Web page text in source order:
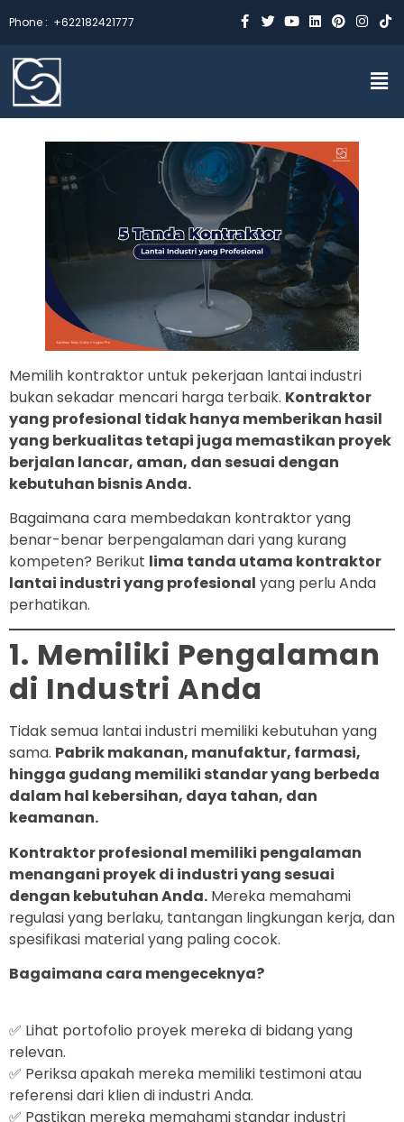
Phone : +622182421777
Memilih kontraktor untuk pekerjaan lantai industri
bukan sekadar mencari harga terbaik. Kontraktor
yang profesional tidak hanya memberikan hasil
yang berkualitas tetapi juga memastikan proyek
berjalan lancar, aman, dan sesuai dengan
kebutuhan bisnis Anda.
Bagaimana cara membedakan kontraktor yang
benar-benar berpengalaman dari yang kurang
kompeten? Berikut lima tanda utama kontraktor
lantai industri yang profesional yang perlu Anda
perhatikan.
1. Memiliki Pengalaman
di Industri Anda
Tidak semua lantai industri memiliki kebutuhan yang
sama. Pabrik makanan, manufaktur, farmasi,
hingga gudang memiliki standar yang berbeda
dalam hal kebersihan, daya tahan, dan
keamanan.
Kontraktor profesional memiliki pengalaman
menangani proyek di industri yang sesuai
dengan kebutuhan Anda. Mereka memahami
regulasi yang berlaku, tantangan lingkungan kerja, dan
spesifikasi material yang paling cocok.
Bagaimana cara mengeceknya?
✅ Lihat portofolio proyek mereka di bidang yang
relevan.
✅ Periksa apakah mereka memiliki testimoni atau
referensi dari klien di industri Anda.
✅ Pastikan mereka memahami standar industri